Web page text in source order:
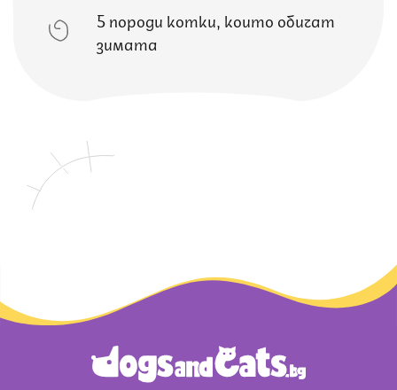
5 породи котки, които обичат
зимата